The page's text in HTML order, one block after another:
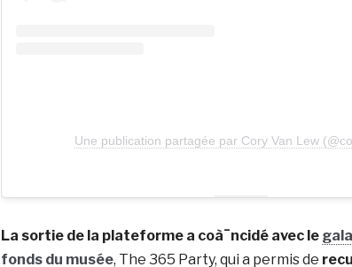
Une publication partagée par Cory Van Lew
La sortie de la plateforme a coà¯ncidé avec le
fonds du musée, The 365 Party, qui a permis de